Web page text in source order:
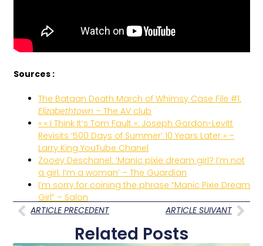
Sources :
The Bataan Death March of Whimsy Case File #1:
Elizabethtown –The AV club
« « I Think It’s Tom Fault »: Joseph Gordon-Levitt
Revisits ‘500 Days of Summer’ 10 Years Later » –
Larry King YouTube Chanel
Zooey Deschanel: ‘Manic pixie dream girl? I’m not
a girl. I’m a woman’ – The Guardian
I’m sorry for coining the phrase “Manic Pixie Dream
Girl” – Salon
ARTICLE PRECEDENT
ARTICLE SUIVANT
Related Posts